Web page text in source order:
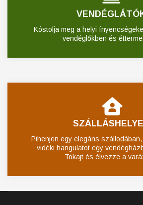
Kóstolja meg a helyi
vendéglőkben és
Pihenjen egy elegáns
vidéki hangulatot egy
Tokajt és élvezze a